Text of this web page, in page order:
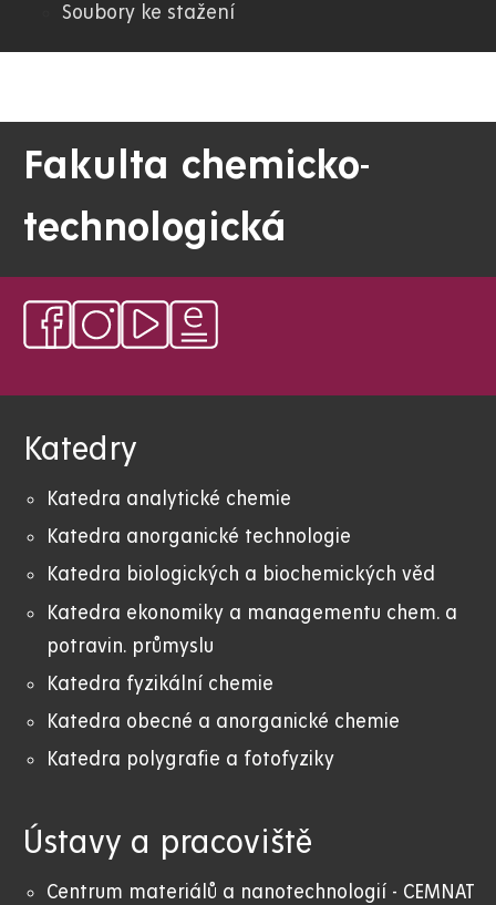
Soubory ke stažení
Fakulta chemicko-
technologická
Katedry
Katedra analytické chemie
Katedra anorganické technologie
Katedra biologických a biochemických věd
Katedra ekonomiky a managementu chem. a
potravin. průmyslu
Katedra fyzikální chemie
Katedra obecné a anorganické chemie
Katedra polygrafie a fotofyziky
Ústavy a pracoviště
Centrum materiálů a nanotechnologií - CEMNAT